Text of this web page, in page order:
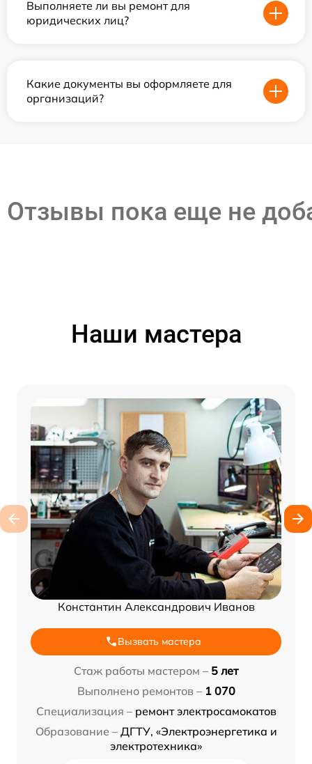
Выполняете ли вы ремонт для
юридических лиц?
Какие документы вы оформляете для
организаций?
Отзывы пока еще не
Наши мастера
Константин Александрович Иванов
Вызвать мастера
Стаж работы мастером – 5 лет
Выполнено ремонтов – 1 070
Специализация – ремонт электросамокатов
Образование – ДГТУ, «Электроэнергетика и
электротехника»